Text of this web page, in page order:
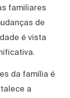
familiares
de
é vista
da família é
a